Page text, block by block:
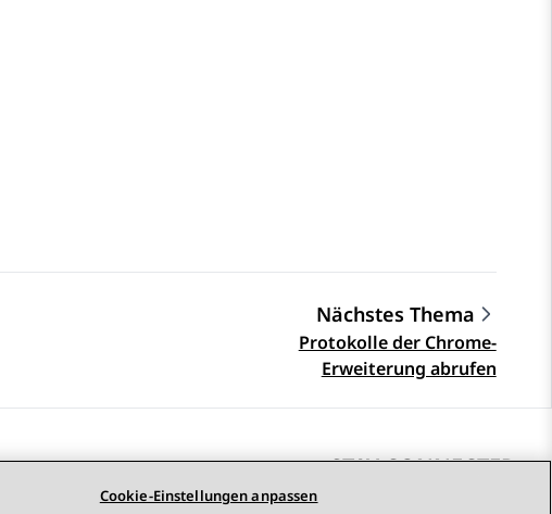
Nächstes Thema
Protokolle der Chrome-
Erweiterung abrufen
STAY CONNECTED
Cookie-Einstellungen anpassen